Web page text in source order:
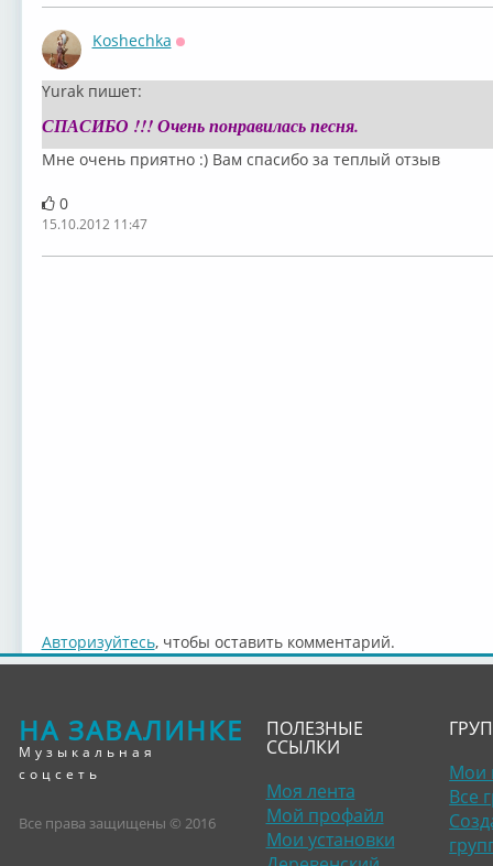
Koshechka
Yurak пишет:
СПАСИБО !!! Очень понравилась песня.
Мне очень приятно :) Вам спасибо за теплый отзыв
0
15.10.2012 11:47
Авторизуйтесь, чтобы оставить комментарий.
НА ЗАВАЛИНКЕ
Музыкальная
соцсеть
Все права защищены © 2016
ПОЛЕЗНЫЕ
ССЫЛКИ
Моя лента
Мой профайл
Мои установки
Мои
Все